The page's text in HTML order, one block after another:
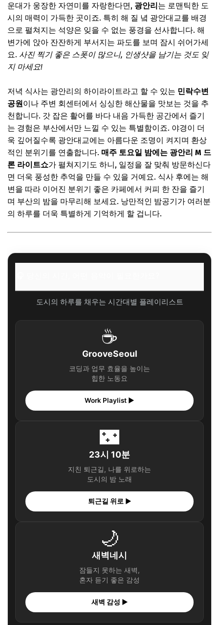
운대가 웅장한 자연미를 자랑한다면, 광안리는 로맨틱한 도
시의 매력이 가득한 곳이죠. 특히 해 질 녘 광안대교를 배경
으로 펼쳐지는 석양은 잊을 수 없는 풍경을 선사합니다. 해
변가에 앉아 잔잔하게 부서지는 파도를 보며 잠시 쉬어가세
요. 사진 찍기 좋은 스폿이 많으니, 인생샷을 남기는 것도 잊
지 마세요!
저녁 식사는 광안리의 하이라이트라고 할 수 있는 민락수변
공원이나 주변 회센터에서 싱싱한 해산물을 맛보는 것을 추
천합니다. 갓 잡은 활어를 바다 내음 가득한 공간에서 즐기
는 경험은 부산에서만 느낄 수 있는 특별함이죠. 야경이 더
욱 깊어질수록 광안대교에는 아름다운 조명이 켜지며 환상
적인 분위기를 연출합니다. 매주 토요일 밤에는 광안리 M 드
론 라이트쇼가 펼쳐지기도 하니, 일정을 잘 맞춰 방문하신다
면 더욱 풍성한 추억을 만들 수 있을 거예요. 식사 후에는 해
변을 따라 이어진 분위기 좋은 카페에서 커피 한 잔을 즐기
며 부산의 밤을 마무리해 보세요. 낭만적인 밤공기가 여러분
의 하루를 더욱 특별하게 기억하게 할 겁니다.
도시의 하루를 채우는 시간대별 플레이리스트
☕
GrooveSeoul
코딩과 업무 효율을 높이는
힙한 노동요
Work Playlist ▶
🌃
23시 10분
지친 퇴근길, 나를 위로하는
도시의 밤 노래
퇴근길 위로 ▶
🌙
새벽네시
잠들지 못하는 새벽,
혼자 듣기 좋은 감성
새벽 감성 ▶